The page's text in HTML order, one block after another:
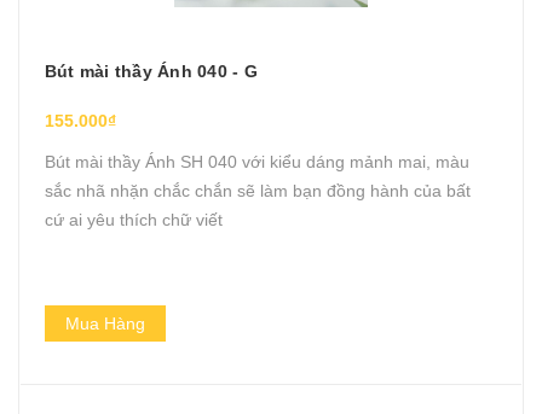
Bút mài thầy Ánh 040 - G
155.000₫
Bút mài thầy Ánh SH 040 với kiểu dáng mảnh mai, màu
sắc nhã nhặn chắc chắn sẽ làm bạn đồng hành của bất
cứ ai yêu thích chữ viết
Mua Hàng